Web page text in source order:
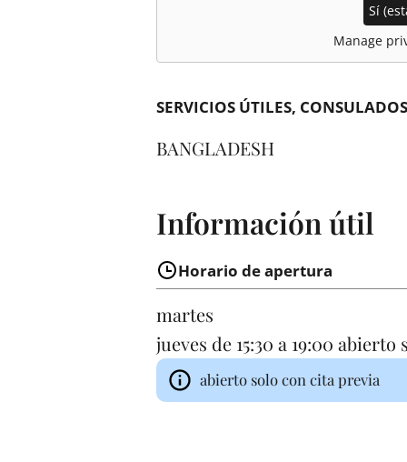
Sí
Manage
SERVICIOS ÚTILES CONSULADOS
BANGLADESH
Información útil
Horario de apertura
martes
jueves de 15:30 a 19:00 abierto
abierto solo con cita previa